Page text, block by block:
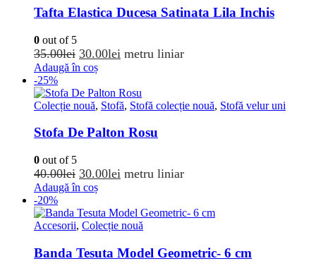
Tafta Elastica Ducesa Satinata Lila Inchis
0 out of 5
35.00lei Prețul
inițial
fost:
35.00lei.
30.00lei Prețul
30.00lei.
metru liniar
Adaugă în coș
-25%
Colecție nouă, Stofă, Stofă colecție nouă, Stofă velur uni
Stofa De Palton Rosu
0 out of 5
40.00lei Prețul
inițial
fost:
40.00lei.
30.00lei Prețul
30.00lei.
metru liniar
Adaugă în coș
-20%
Accesorii, Colecție nouă
Banda Tesuta Model Geometric- 6 cm